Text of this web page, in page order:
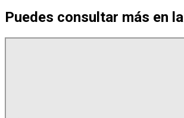
Puedes consultar más en la